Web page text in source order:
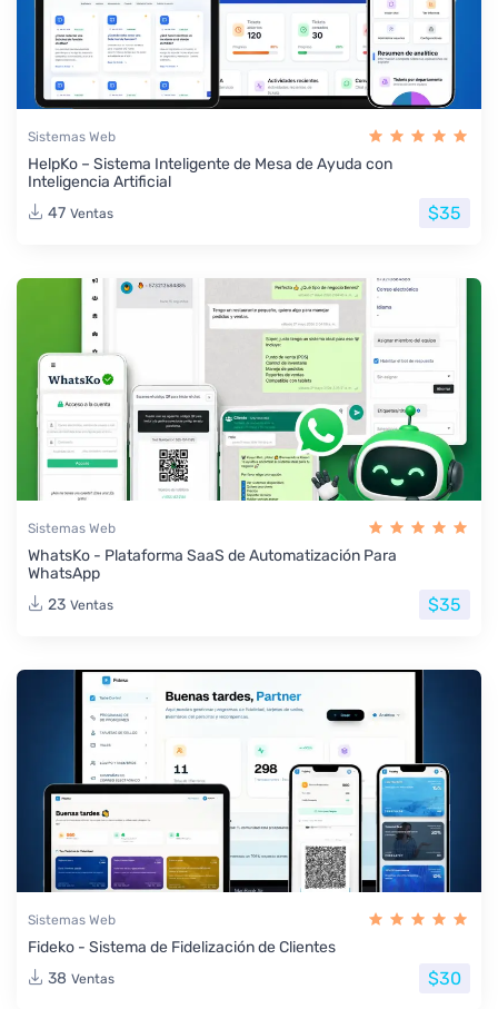
Sistemas Web
HelpKo – Sistema Inteligente de Mesa de Ayuda con
Inteligencia Artificial
47 Ventas $35
Sistemas Web
WhatsKo - Plataforma SaaS de Automatización Para
WhatsApp
23 Ventas $35
Sistemas Web
Fideko - Sistema de Fidelización de Clientes
38 Ventas $30